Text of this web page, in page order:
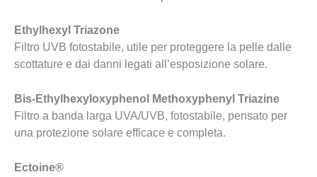
Ethylhexyl Triazone
Filtro UVB fotostabile, utile per proteggere la pelle dalle
scottature e dai danni legati all’esposizione solare.
Bis-Ethylhexyloxyphenol Methoxyphenyl Triazine
Filtro a banda larga UVA/UVB, fotostabile, pensato per
una protezione solare efficace e completa.
Ectoine®